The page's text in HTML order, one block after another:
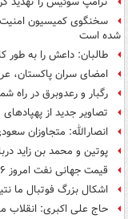
سخنگوی کمیسیون
شده است
طالبان: داعش را به طور
امضای سران پاکستان،
رگبار و رعدوبرق در راه
تصاویر جدید از
انصارالله: متجاوزان
پوتین و محمد بن زاید
قیمت جهانی نفت امروز ۱۶ مرداد
اشکال بزرگ فوتبال ما
حاج علی اکبری: